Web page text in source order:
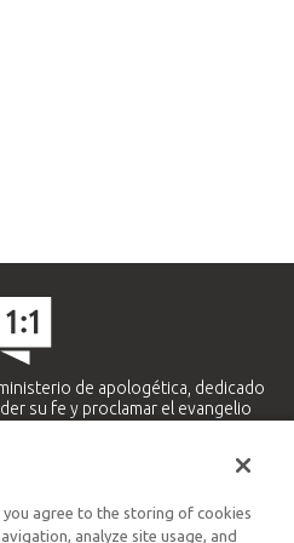
de apologética, dedicado
su fe y proclamar el evangelio
Hispano y Latinoamericano
you agree to the storing of cookies
analyze site usage, and